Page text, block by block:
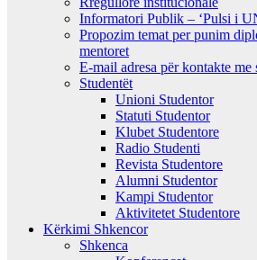
Informatori Publik – ‘Pulsi i
Propozim temat per punim
mentoret
E-mail adresa për kontakte
Studentët
Unioni Studentor
Statuti Studentor
Klubet Studentore
Radio Studenti
Revista Studentore
Alumni Studentor
Kampi Studentor
Aktivitetet Studentore
Kërkimi Shkencor
Shkenca